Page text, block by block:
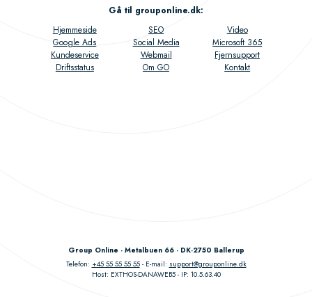
Gå til grouponline.dk:
Hjemmeside
SEO
Video
Google Ads
Social Media
Microsoft 365
Kundeservice
Webmail
Fjernsupport
Driftsstatus
Om GO Kontakt
Group Online - Metalbuen 66 - DK-2750 Ballerup
Telefon: +45 55 55 55 55 E-mail: support@grouponline.dk
Host: EXTHOS-DANAWEB5
IP: 10.5.63.40